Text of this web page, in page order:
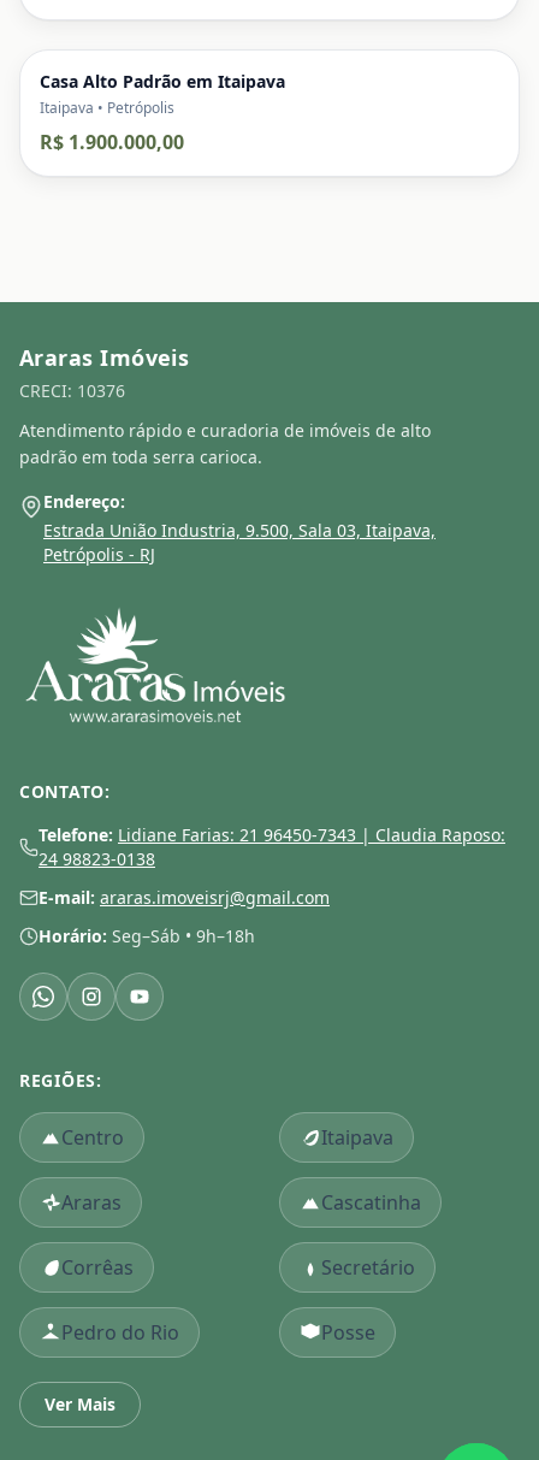
Casa Alto Padrão em Itaipava
Itaipava • Petrópolis
R$ 1.900.000,00
Araras Imóveis
CRECI: 10376
Atendimento rápido e curadoria de imóveis de alto
padrão em toda serra carioca.
Endereço:
Estrada União Industria, 9.500, Sala 03, Itaipava,
Petrópolis - RJ
CONTATO:
Telefone: Lidiane Farias: 21 96450-7343 | Claudia Raposo:
24 98823-0138
E-mail: araras.imoveisrj@gmail.com
Horário: Seg–Sáb • 9h–18h
REGIÕES:
Centro Itaipava
Araras Cascatinha
Corrêas Secretário
Pedro do Rio Posse
Ver Mais